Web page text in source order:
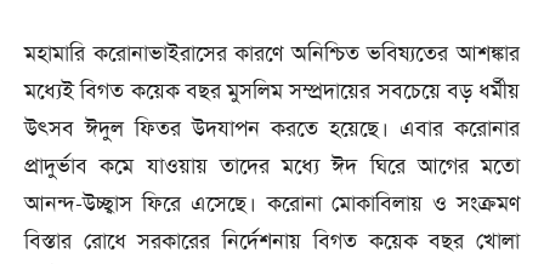
মহামারি করোনাভাইরাসের কারণে অনিশ্চিত ভবিষ্যতের আশঙ্কার
মধ্যেই বিগত কয়েক বছর মুসলিম সম্প্রদায়ের সবচেয়ে বড় ধর্মীয়
উৎসব ঈদুল ফিতর উদযাপন করতে হয়েছে। এবার করোনার
প্রাদুর্ভাব কমে যাওয়ায় তাদের মধ্যে ঈদ ঘিরে আগের মতো
আনন্দ-উচ্ছ্বাস ফিরে এসেছে। করোনা মোকাবিলায় ও সংক্রমণ
বিস্তার রোধে সরকারের নির্দেশনায় বিগত কয়েক বছর খোলা